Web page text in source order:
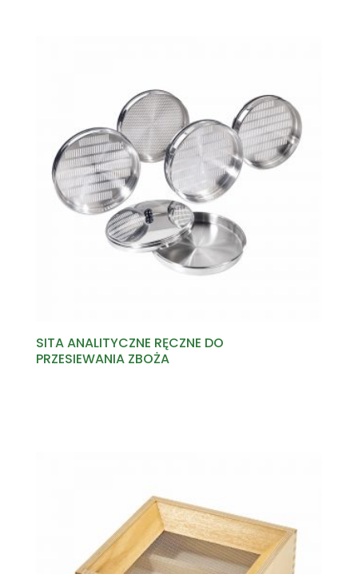
SITA ANALITYCZNE RĘCZNE DO
PRZESIEWANIA ZBOŻA